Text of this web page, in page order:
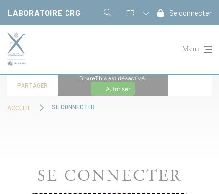
LABORATOIRE CRG FR Se connecter
Menu
ACCUEIL SE CONNECTER
PARTAGER
ShareThis est désactivé.
Autoriser
SE CONNECTER